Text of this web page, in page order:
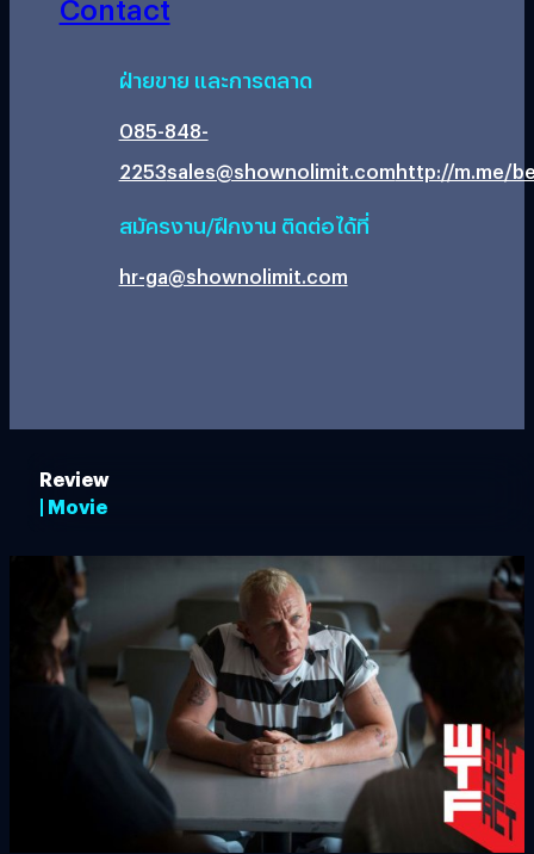
Contact
ฝ่ายขาย และการตลาด
085-848-
2253sales@shownolimit.comhttp://m.me/
สมัครงาน/ฝึกงาน ติดต่อได้ที่
hr-ga@shownolimit.com
Review
| Movie